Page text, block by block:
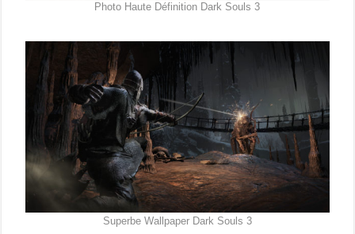
Photo Haute Définition Dark Souls 3
Superbe Wallpaper Dark Souls 3